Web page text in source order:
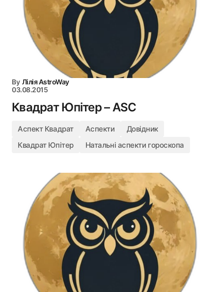
By Лілія AstroWay
03.08.2015
Квадрат Юпітер – ASC
Аспект Квадрат Аспекти
Довідник
Квадрат Юпітер
Натальні аспекти гороскопа